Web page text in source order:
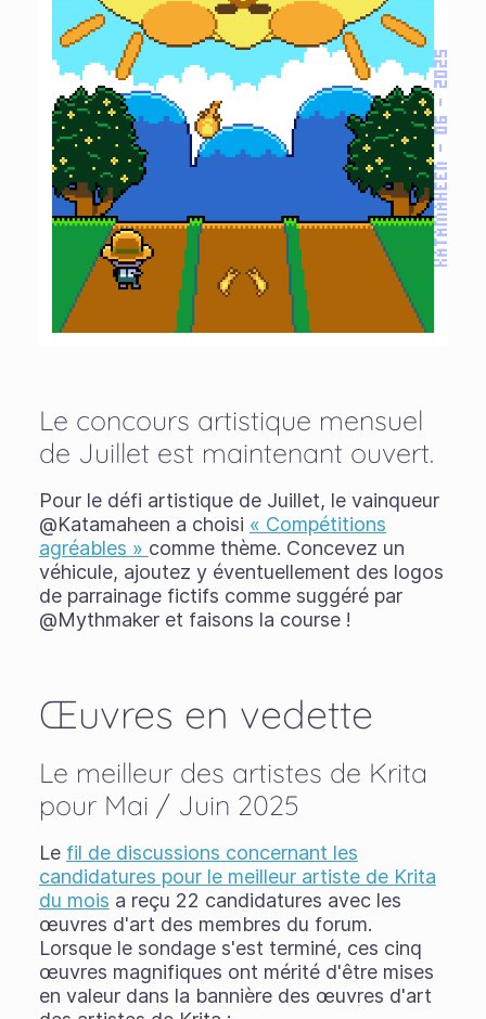
Le concours artistique mensuel
de Juillet est maintenant ouvert.
Pour le défi artistique de Juillet, le vainqueur
@Katamaheen a choisi « Compétitions
agréables » comme thème. Concevez un
véhicule, ajoutez y éventuellement des logos
de parrainage fictifs comme suggéré par
@Mythmaker et faisons la course !
Œuvres en vedette
Le meilleur des artistes de Krita
pour Mai / Juin 2025
Le fil de discussions concernant les
candidatures pour le meilleur artiste de Krita
du mois a reçu 22 candidatures avec les
œuvres d'art des membres du forum.
Lorsque le sondage s'est terminé, ces cinq
œuvres magnifiques ont mérité d'être mises
en valeur dans la bannière des œuvres d'art